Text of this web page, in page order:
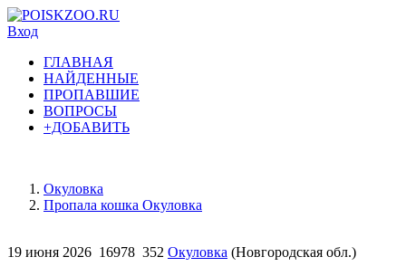
Вход
ГЛАВНАЯ
НАЙДЕННЫЕ
ПРОПАВШИЕ
ВОПРОСЫ
+ДОБАВИТЬ
Окуловка
Пропала кошка Окуловка
19 июня 2026 16978 352 Окуловка (Новгородская обл.)